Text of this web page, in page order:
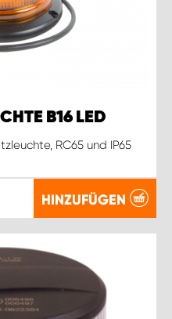
B16 LED
RC65 und IP65
HINZUFÜGEN